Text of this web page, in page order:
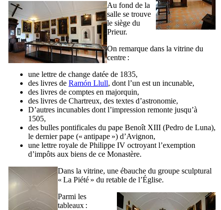
Au fond de la
salle se trouve
le siège du
Prieur.
On remarque dans la vitrine du
centre :
une lettre de change datée de 1835,
des livres de Ramón Llull, dont l’un est un incunable,
des livres de comptes en majorquin,
des livres de Chartreux, des textes d’astronomie,
D’autres incunables dont l’impression remonte jusqu’à
1505,
des bulles pontificales du pape Benoît XIII (Pedro de Luna),
le dernier pape (« antipape ») d’Avignon,
une lettre royale de Philippe IV octroyant l’exemption
d’impôts aux biens de ce Monastère.
Dans la vitrine, une ébauche du groupe sculptural
« La Piété » du retable de l’Église.
Parmi les
tableaux :